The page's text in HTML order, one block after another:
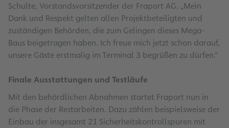
Schulte, Vorstandsvorsitzender der Fraport AG. „Mein
Dank und Respekt gelten allen Projektbeteiligten und
zuständigen Behörden, die zum Gelingen dieses Mega-
Baus beigetragen haben. Ich freue mich jetzt schon darauf,
unsere Gäste erstmalig im Terminal 3 begrüßen zu dürfen.“
Finale Ausstattungen und Testläufe
Mit den behördlichen Abnahmen startet Fraport nun in
die Phase der Restarbeiten. Dazu zählen beispielsweise der
Einbau der insgesamt 21 Sicherheitskontrollspuren mit